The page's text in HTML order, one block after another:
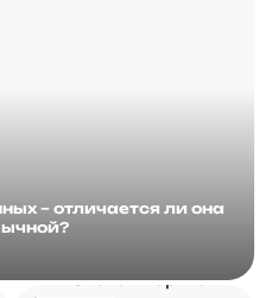
– отличается ли она